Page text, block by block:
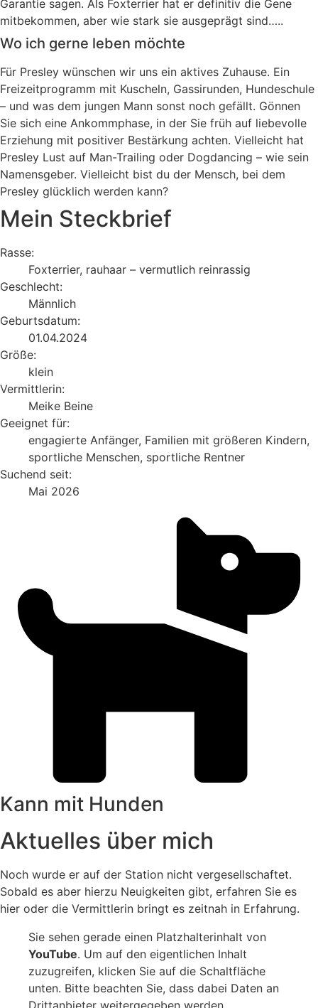
Garantie sagen. Als Foxterrier hat er definitiv die Gene
mitbekommen, aber wie stark sie ausgeprägt sind…..
Wo ich gerne leben möchte
Für Presley wünschen wir uns ein aktives Zuhause. Ein
Freizeitprogramm mit Kuscheln, Gassirunden, Hundeschule
– und was dem jungen Mann sonst noch gefällt. Gönnen
Sie sich eine Ankommphase, in der Sie früh auf liebevolle
Erziehung mit positiver Bestärkung achten. Vielleicht hat
Presley Lust auf Man-Trailing oder Dogdancing – wie sein
Namensgeber. Vielleicht bist du der Mensch, bei dem
Presley glücklich werden kann?
Mein Steckbrief
Rasse:
Foxterrier, rauhaar – vermutlich reinrassig
Geschlecht:
Männlich
Geburtsdatum:
01.04.2024
Größe:
klein
Vermittlerin:
Meike Beine
Geeignet für:
engagierte Anfänger, Familien mit größeren Kindern,
sportliche Menschen, sportliche Rentner
Suchend seit:
Mai 2026
Kann mit Hunden
Aktuelles über mich
Noch wurde er auf der Station nicht vergesellschaftet.
Sobald es aber hierzu Neuigkeiten gibt, erfahren Sie es
hier oder die Vermittlerin bringt es zeitnah in Erfahrung.
Sie sehen gerade einen Platzhalterinhalt von
YouTube. Um auf den eigentlichen Inhalt
zuzugreifen, klicken Sie auf die Schaltfläche
unten. Bitte beachten Sie, dass dabei Daten an
Drittanbieter weitergegeben werden.